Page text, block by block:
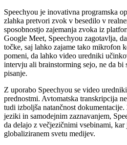
Speechyou je inovativna programska
zlahka pretvori zvok v besedilo v
sposobnostjo zajemanja zvoka iz
Google Meet, Speechyou zagotavlja,
točke, saj lahko zajame tako mikrofon
pomeni, da lahko video uredniki
intervju ali brainstorming sejo, ne da bi
pisanje.
Z uporabo Speechyou se video
prednostmi. Avtomatska transkripcija
tudi izboljša natančnost
jeziki in samodejnim zaznavanjem,
da delajo z večjezičnimi vsebinami,
globaliziranem svetu medijev.